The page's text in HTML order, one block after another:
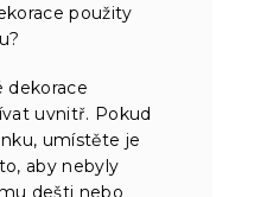
použity
dekorace
uvnitř. Pokud
umístěte je
aby nebyly
dešti nebo